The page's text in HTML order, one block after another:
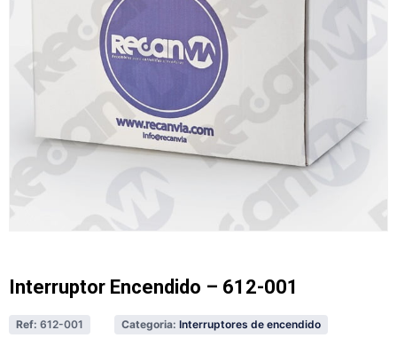
Interruptor Encendido – 612-001
Ref: 612-001 Categoria: Interruptores de encendido